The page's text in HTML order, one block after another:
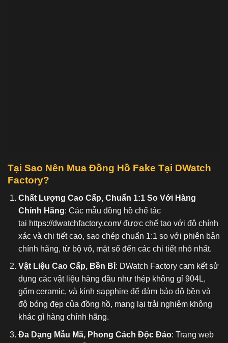
Tại Sao Nên Mua Đồng Hồ Fake Tại DWatch
Factory?
Chất Lượng Cao Cấp, Chuẩn 1:1 So Với Hàng
Chính Hãng: Các mẫu đồng hồ chế tác
tại https://dwatchfactory.com/được chế tạo với độ chính
xác và chi tiết cao, sao chép chuẩn 1:1 so với phiên bản
chính hãng, từ bộ vỏ, mặt số đến các chi tiết nhỏ nhất.
Vật Liệu Cao Cấp, Bền Bỉ: DWatch Factory cam kết sử
dụng các vật liệu hàng đầu như thép không gỉ 904L,
gốm ceramic, và kính sapphire để đảm bảo độ bền và
độ bóng đẹp của đồng hồ, mang lại trải nghiệm không
khác gì hàng chính hãng.
Đa Dạng Mẫu Mã, Phong Cách Độc Đáo: Trang web